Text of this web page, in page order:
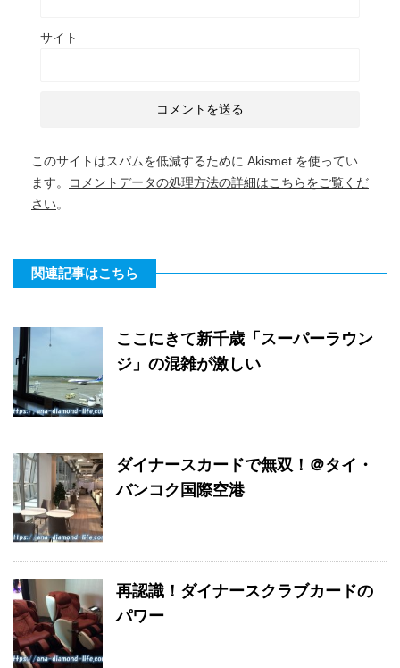
サイト
このサイトはスパムを低減するために Akismet を使ってい
ます。
コメントデータの処理方法の詳細はこちらをご覧くだ
さい。
関連記事はこちら
ここにきて新千歳「スーパーラウン
ジ」の混雑が激しい
ダイナースカードで無双！＠タイ・
バンコク国際空港
再認識！ダイナースクラブカードの
パワー